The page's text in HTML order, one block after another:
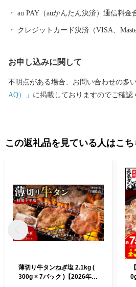
づくりを進め、「九州一輝く町」を目
援をよろしくお願いします。
au PAY（auかんたん決済）通信料金
クレジットカード決済（VISA、
お申し込みに関して
不明点がある場合、お問い合わせの多
AQ）」 に掲載しておりますのでご確認
この返礼品を見ている人はこ
薄切り牛タンねぎ塩 2.1kg (
300g × 7パック )【2026年10